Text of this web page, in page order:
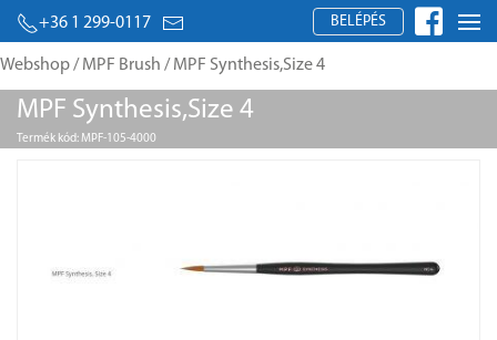
+36 1 299-0117 BELÉPÉS
Webshop/ MPF Brush / MPF Synthesis,Size 4
MPF Synthesis,Size 4
Termék kód: MPF-105-4000